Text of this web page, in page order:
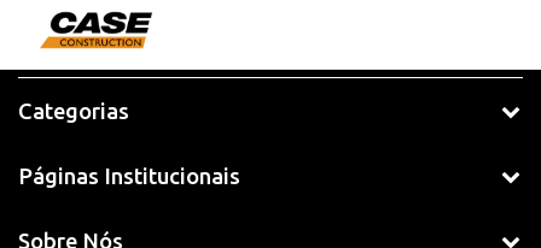
Categorias
Páginas Institucionais
Sobre Nós